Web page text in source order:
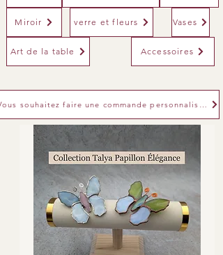
Miroir verre et fleurs Vases
Art de la table Accessoires